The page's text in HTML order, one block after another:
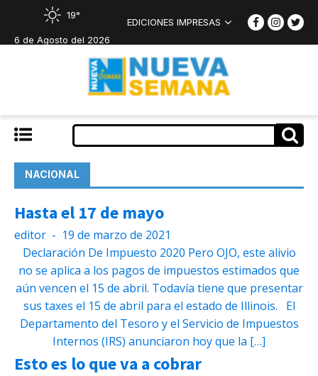
19°
6 de Agosto del 2026
EDICIONES IMPRESAS
NACIONAL
Hasta el 17 de mayo
editor - 19 de marzo de 2021
Declaración De Impuesto 2020 Pero OJO, este alivio
no se aplica a los pagos de impuestos estimados que
aún vencen el 15 de abril. Todavía tiene que presentar
sus taxes el 15 de abril para el estado de Illinois. El
Departamento del Tesoro y el Servicio de Impuestos
Internos (IRS) anunciaron hoy que la […]
Esto es lo que va a cobrar